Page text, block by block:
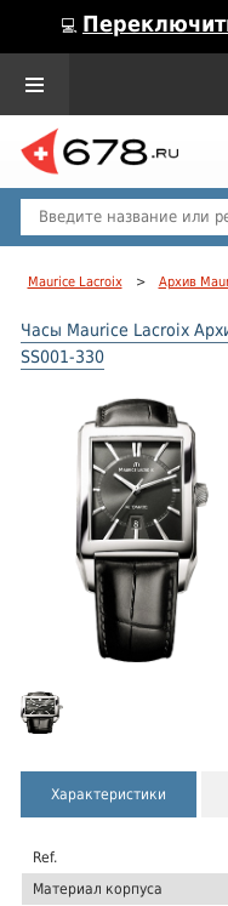
💻
Maurice Lacroix > Архив
Часы Maurice Lacroix
SS001-330
Характеристики
Ref.
Материал корпуса